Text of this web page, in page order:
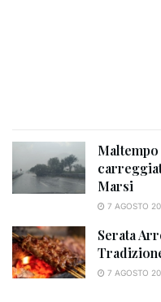
Maltempo
Marsi
7 AGOSTO
Serata
7 AGOSTO